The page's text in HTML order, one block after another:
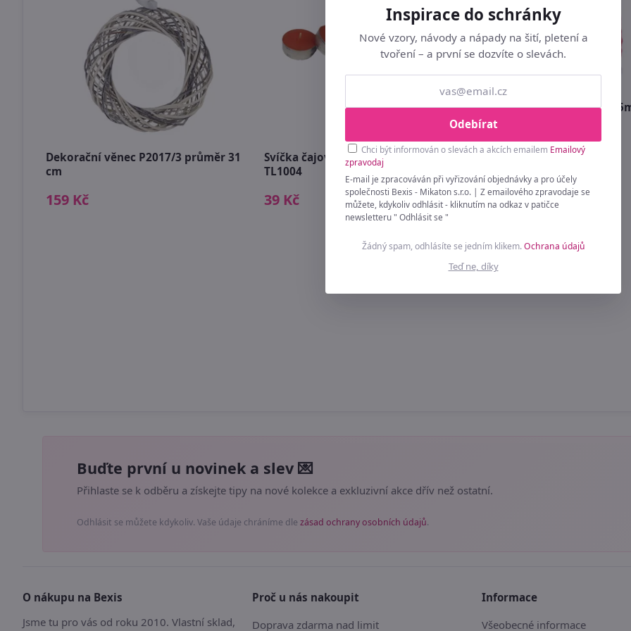
Dekorační věnec P2017/3 průměr 31
cm
159 Kč
Svíčka čajová BERRIES 6ks MSC-
TL1004
39 Kč
Saténová šňůra Ø2 mm
Buďte první u novinek a slev 💌
Přihlaste se k odběru a získejte tipy na nové kolekce a exkluzivní akce dřív než ostatní.
Odhlásit se můžete kdykoliv. Vaše údaje chráníme dle zásad ochrany osobních údajů.
O nákupu na Bexis
Jsme tu pro vás od roku 2010. Vlastní sklad,
Proč u nás nakoupit
Doprava zdarma nad limit
Informace
Všeobecné informace
Inspirace do schránky
Nové vzory, návody a nápady na šití, pletení a
tvoření – a první se dozvíte o slevách.
Odebírat
Chci být informován o slevách a akcích emailem Emailový
zpravodaj
E-mail je zpracováván při vyřizování objednávky a pro účely
společnosti Bexis - Mikaton s.r.o. | Z emailového zpravodaje se
můžete, kdykoliv odhlásit - kliknutím na odkaz v patičce
newsletteru " Odhlásit se "
Žádný spam, odhlásíte se jedním klikem.Ochrana údajů
Teď ne, díky